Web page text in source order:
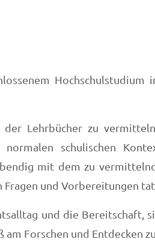
der Lehrbücher zu
schulischen
mit dem zu
und Vorbereitungen
und die Bereitschaft,
Forschen und Entdecken